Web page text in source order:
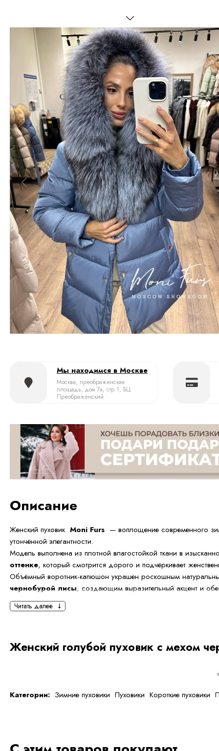
Мы находимся в Москве
Москва, преображенская
площадь, дом 7а, стр.1, БЦ
Преображенский
Описание
Женский пуховик Moni Furs — воплощение современного
утончённой элегантности.
Модель выполнена из плотной влагостойкой ткани в
оттенке, который смотрится дорого и подчёркивает
Объёмный воротник-капюшон украшен роскошным
чернобурой лисы, создающим выразительный акцент и
дополнительное тепло и комфорт даже в самые морозные дни.
повседневного до более элегантного. Лёгкий пуховой
оптимальную терморегуляцию.
Цвет: голубой
Капюшон с меховой отделкой
Читать далее
Женский голубой пуховик с мехом
Категории: Зимние пуховики Пуховики Короткие пуховики